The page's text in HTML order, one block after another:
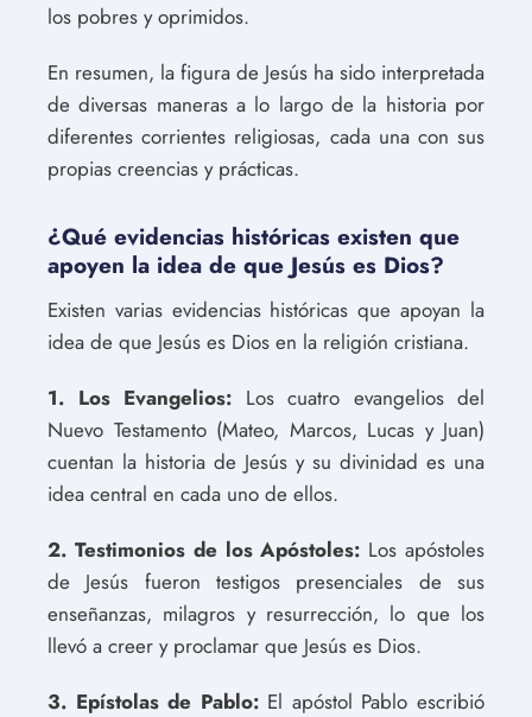
los pobres y oprimidos.
En resumen, la figura de Jesús ha sido interpretada
de diversas maneras a lo largo de la historia por
diferentes corrientes religiosas, cada una con sus
propias creencias y prácticas.
¿Qué evidencias históricas existen que
apoyen la idea de que Jesús es Dios?
Existen varias evidencias históricas que apoyan la
idea de que Jesús es Dios en la religión cristiana.
1. Los Evangelios: Los cuatro evangelios del
Nuevo Testamento (Mateo, Marcos, Lucas y Juan)
cuentan la historia de Jesús y su divinidad es una
idea central en cada uno de ellos.
2. Testimonios de los Apóstoles: Los apóstoles
de Jesús fueron testigos presenciales de sus
enseñanzas, milagros y resurrección, lo que los
llevó a creer y proclamar que Jesús es Dios.
3. Epístolas de Pablo:El apóstol Pablo escribió